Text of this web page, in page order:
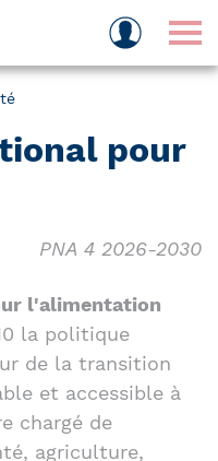
pour
PNA 4 2026-2030
l'alimentation
la politique
de la transition
et accessible à
chargé de
agriculture,